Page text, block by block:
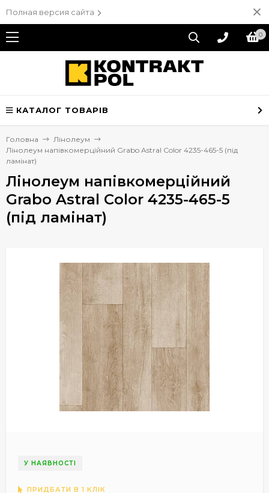
Полная версия сайта
0
КАТАЛОГ ТОВАРІВ
Головна
Лінолеум
Лінолеум напівкомерційний Grabo Astral Color 4235-465-5 (під
ламінат)
Лінолеум напівкомерційний
Grabo Astral Color 4235-465-5
(під ламінат)
У НАЯВНОСТІ
ПРИДБАТИ В 1 КЛІК